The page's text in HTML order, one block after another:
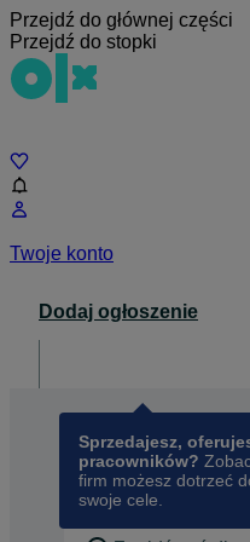
Przejdź do głównej części
Przejdź do stopki
Twoje konto
Dodaj ogłoszenie
Sprzedajesz,
pracowników?
firm możesz dotrzeć
swoje cele.